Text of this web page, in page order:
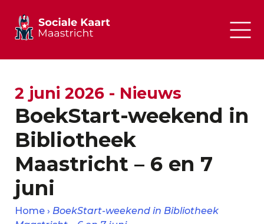
2 juni 2026 - Nieuws
BoekStart-weekend in
Bibliotheek
Maastricht – 6 en 7
juni
Home
BoekStart-weekend in Bibliotheek